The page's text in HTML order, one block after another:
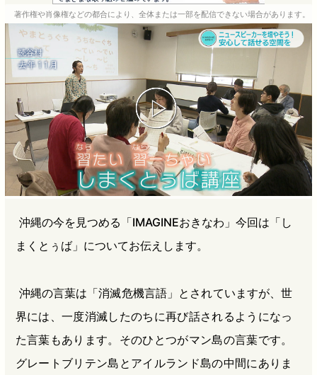
e
b
o
e
n
a
e
e
a
著作権や肖像権などの都合により、全体または一部を配信できない場合があります。
沖縄の今を見つめる「IMAGINEおきなわ」今回は「し
まくとぅば」についてお伝えします。
沖縄の言葉は「消滅危機言語」とされていますが、世
界には、一度消滅したのちに再び話されるようになっ
た言葉もあります。そのひとつがマン島の言葉です。
グレートブリテン島とアイルランド島の中間にありま